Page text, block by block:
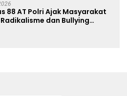
88 AT Polri Ajak Masyarakat
dan Bullying